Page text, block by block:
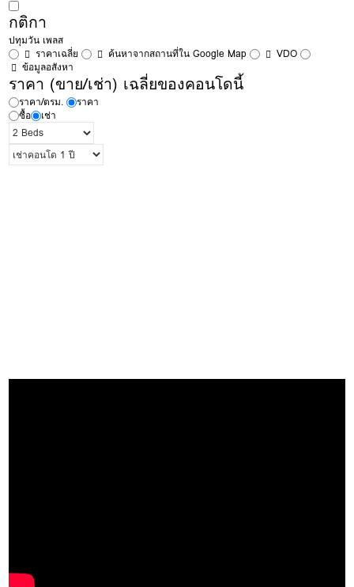
กติกา
ปทุมวัน เพลส
ราคาเฉลี่ย
ค้นหาจากสถานที่ใน Google Map
VDO
ข้อมูลอสังหา
ราคา (ขาย/เช่า) เฉลี่ยของคอนโดนี้
ราคา/ตรม.
ราคา
ซื้อ
เช่า